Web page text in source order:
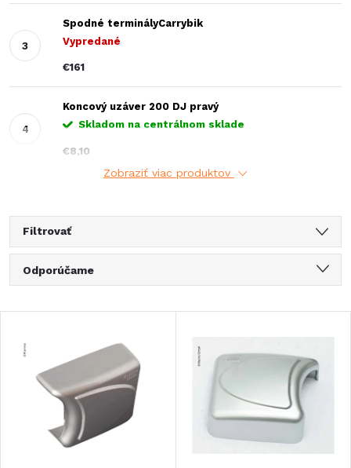
Spodné terminályCarrybik
Vypredané
€161
Koncový uzáver 200 DJ pravý
Skladom na centrálnom sklade
€8,10
Zobraziť viac produktov
Filtrovať
R
a
d
Odporúčame
Najpredávanejšie
Abecedne
ý